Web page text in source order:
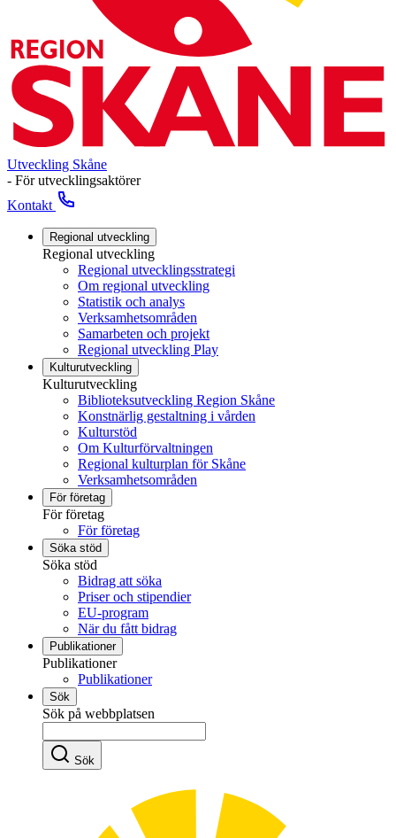
Utveckling Skåne
- För utvecklingsaktörer
Kontakt
Regional utveckling
Regional utveckling
Regional utvecklingsstrategi
Om regional utveckling
Statistik och analys
Verksamhetsområden
Samarbeten och projekt
Regional utveckling Play
Kulturutveckling
Kulturutveckling
Biblioteksutveckling Region Skåne
Konstnärlig gestaltning i vården
Kulturstöd
Om Kulturförvaltningen
Regional kulturplan för Skåne
Verksamhetsområden
För företag
För företag
För företag
Söka stöd
Söka stöd
Bidrag att söka
Priser och stipendier
EU-program
När du fått bidrag
Publikationer
Publikationer
Publikationer
Sök
Sök på webbplatsen
Sök